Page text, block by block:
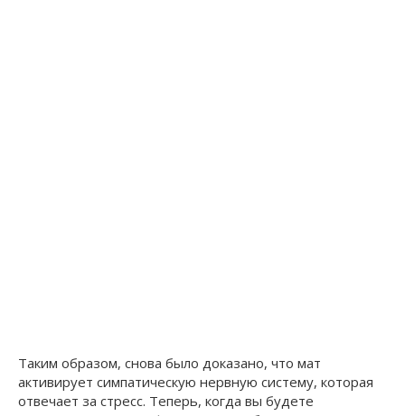
Таким образом, снова было доказано, что мат
активирует симпатическую нервную систему, которая
отвечает за стресс. Теперь, когда вы будете